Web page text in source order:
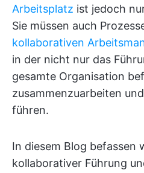
Arbeitsplatz ist jedoch
Sie müssen auch
kollaborativen
in der nicht nur das
gesamte Organisation
zusammenzuarbeiten
führen.
In diesem Blog befassen
kollaborativer Führung